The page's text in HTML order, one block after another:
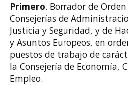
Primero. Borrador de
Consejerías de
Justicia y Seguridad, y de
y Asuntos Europeos, en
puestos de trabajo de
la Consejería de Economía,
Empleo.